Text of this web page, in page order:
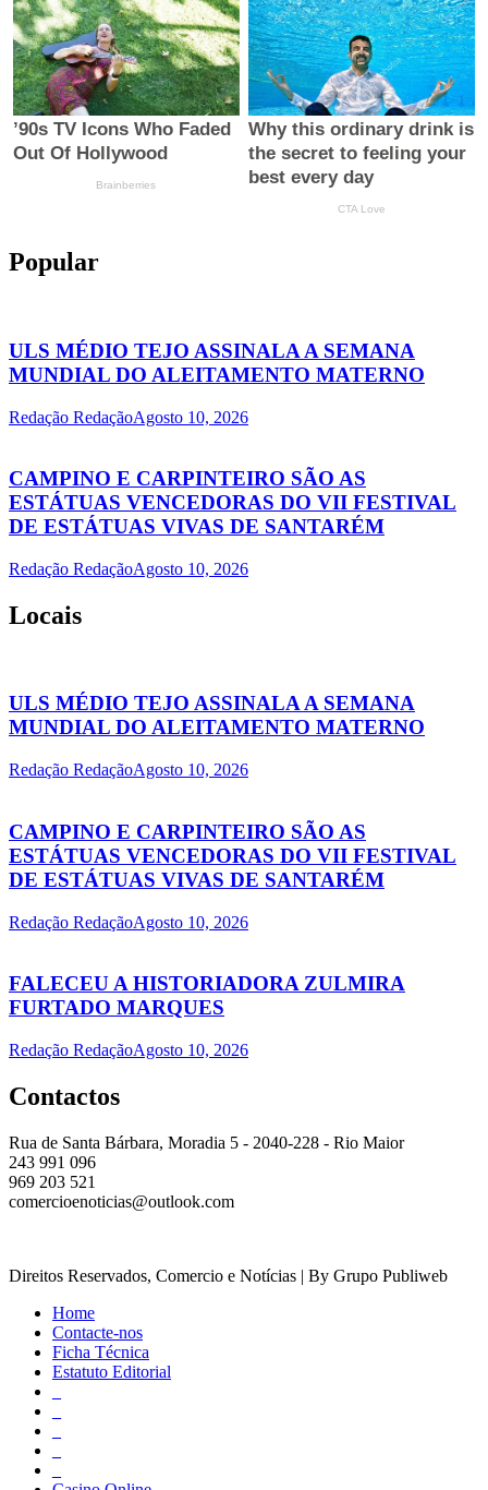
Popular
ULS MÉDIO TEJO ASSINALA A SEMANA
MUNDIAL DO ALEITAMENTO MATERNO
Redação RedaçãoAgosto 10, 2026
CAMPINO E CARPINTEIRO SÃO AS
ESTÁTUAS VENCEDORAS DO VII FESTIVAL
DE ESTÁTUAS VIVAS DE SANTARÉM
Redação RedaçãoAgosto 10, 2026
Locais
ULS MÉDIO TEJO ASSINALA A SEMANA
MUNDIAL DO ALEITAMENTO MATERNO
Redação RedaçãoAgosto 10, 2026
CAMPINO E CARPINTEIRO SÃO AS
ESTÁTUAS VENCEDORAS DO VII FESTIVAL
DE ESTÁTUAS VIVAS DE SANTARÉM
Redação RedaçãoAgosto 10, 2026
FALECEU A HISTORIADORA ZULMIRA
FURTADO MARQUES
Redação RedaçãoAgosto 10, 2026
Contactos
Rua de Santa Bárbara, Moradia 5 - 2040-228 - Rio Maior
243 991 096
969 203 521
comercioenoticias@outlook.com
Direitos Reservados, Comercio e Notícias | By Grupo Publiweb
Home
Contacte-nos
Ficha Técnica
Estatuto Editorial